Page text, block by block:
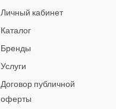
Личный кабинет
Каталог
Бренды
Услуги
Договор публичной
оферты